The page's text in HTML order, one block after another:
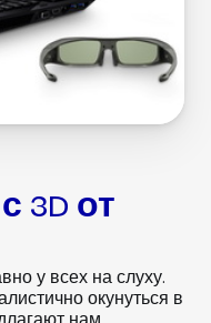
3D от
у всех на слуху.
окунуться в